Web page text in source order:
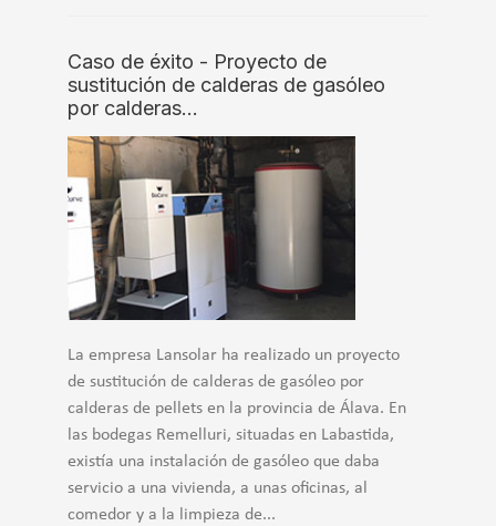
Caso de éxito - Proyecto de
sustitución de calderas de gasóleo
por calderas…
La empresa Lansolar ha realizado un proyecto
de sustitución de calderas de gasóleo por
calderas de pellets en la provincia de Álava. En
las bodegas Remelluri, situadas en Labastida,
existía una instalación de gasóleo que daba
servicio a una vivienda, a unas oficinas, al
comedor y a la limpieza de...